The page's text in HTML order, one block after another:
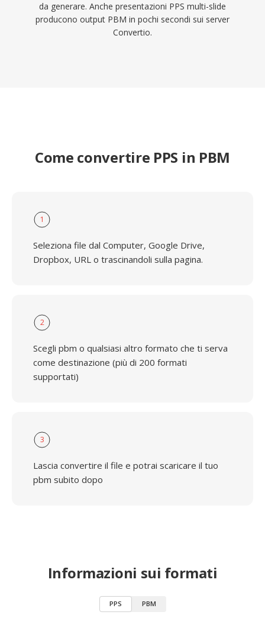
da generare. Anche presentazioni PPS multi-slide
producono output PBM in pochi secondi sui server
Convertio.
Come convertire PPS in PBM
1
Seleziona file dal Computer, Google Drive,
Dropbox, URL o trascinandoli sulla pagina.
2
Scegli pbm o qualsiasi altro formato che ti serva
come destinazione (più di 200 formati
supportati)
3
Lascia convertire il file e potrai scaricare il tuo
pbm subito dopo
Informazioni sui formati
PPS PBM